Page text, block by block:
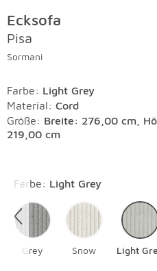
Ecksofa
Pisa
Sormani
Farbe: Light Grey
Material: Cord
Größe: Breite: 276,00 cm,
219,00 cm
Farbe: Light Grey
Grey Snow Light